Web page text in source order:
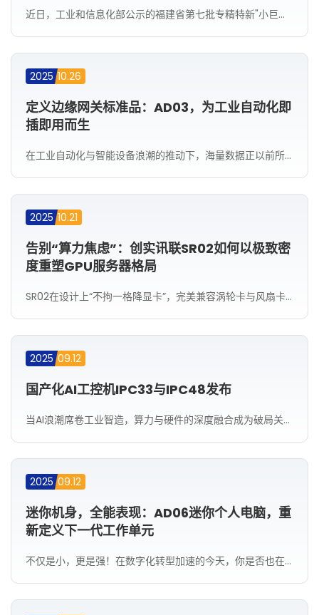
近日，工业和信息化部公示的福建省第七批专精特新"小巨人"企业名单中，福州创实讯联信息技术有限公司成功上榜。
2025 10.26
定义边缘网关标准品：AD03，为工业自动化即
插即用而生
在工业自动化与智能设备浪潮的推动下，海量数据正以前所未有的速度在边缘侧涌现。然而，如何以最小的部署成本、最高的可靠性，安全、稳定地连接这些分散的"数据孤岛"，成为许多企业面临的现实挑战。当前，定制化解决方案虽然功能强大，但往往伴随着高昂的成本与漫长的交付周期。事实上，在大多数场景中，企业真正需要的是一款性能足够、接口丰富、开箱即用的"标准武器"
2025 10.21
告别“算力焦虑”：创实讯联SR02如何以极致密
度重塑GPU服务器格局
SR02在设计上“不拘一格降显卡”，完美兼容涡轮卡与风扇卡，并支持180度翻转安装。这种与生俱来的灵活性，使其能从标准数据中心稳定延伸至边缘侧等严苛环境，展现出强大的地形适应能力
2025 09.12
国产化AI工控机IPC33与IPC48发布
当AI浪潮席卷工业智造，算力与硬件的深度融合成为破局关键。今天，我们聚焦创实讯联发布的两款国产化的AI工控旗舰——IPC33与IPC48，以硬核数据拆解其如何为各AI工控场景注入澎湃动能。 IPC33:国产算力与工业韧性的双重突破国产硬核算力架构搭载海光 C86 - H3350 处理器，支持双 GPU 算力卡，卡槽兼容英伟达、摩尔线程等加速卡，可极大提升 AI 推理效率，实现国产算力的强势崛起，为工业 AI 应用提供坚实算力支撑。 全...
2025 09.12
迷你机身，全能表现：AD06迷你个人电脑，重
新定义下一代工作单元
不仅是小，更是强！在数字化转型加速的今天，你是否也在寻找一台既节省空间、又性能可靠的小型计算设备？无论是企业办公、工业控制、数字广告牌，还是自助服务终端，AD06迷你个人电脑来了——它正在悄悄改变“小主机”的定义。